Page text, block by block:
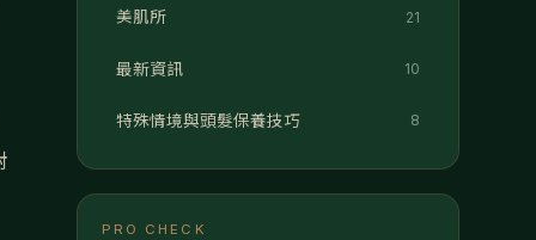
美肌所 21
最新資訊 10
特殊情境與頭髮保養技巧 8
PRO CHECK